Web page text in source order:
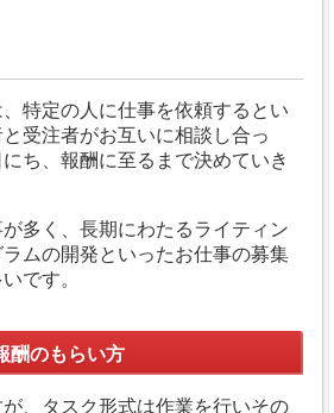
特定の人に仕事を依頼するとい
受注者がお互いに相談し合っ
ち、報酬に至るまで決めていき
多く、長期にわたるライティン
ムの開発といったお仕事の募集
です。
酬のもらい方
、タスク形式は作業を行いその